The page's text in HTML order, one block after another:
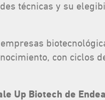
técnicas y su
con ciclos
Up Biotech de